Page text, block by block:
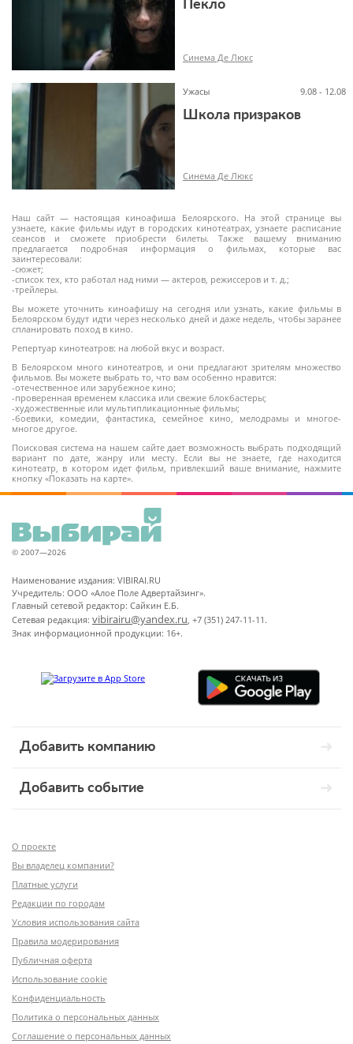
Наш сайт — настоящая киноафиша Белоярского. На этой странице вы
узнаете, какие фильмы идут в городских кинотеатрах, узнаете расписание
сеансов и сможете приобрести билеты. Также вашему вниманию
предлагается подробная информация о фильмах, которые вас
заинтересовали:
-сюжет;
-список тех, кто работал над ними — актеров, режиссеров и т. д.;
-трейлеры.
Вы можете уточнить киноафишу на сегодня или узнать, какие фильмы в
Белоярском будут идти через несколько дней и даже недель, чтобы заранее
спланировать поход в кино.
Репертуар кинотеатров: на любой вкус и возраст.
В Белоярском много кинотеатров, и они предлагают зрителям множество
фильмов. Вы можете выбрать то, что вам особенно нравится:
-отечественное или зарубежное кино;
-проверенная временем классика или свежие блокбастеры;
-художественные или мультипликационные фильмы;
-боевики, комедии, фантастика, семейное кино, мелодрамы и многое-
многое другое.
Поисковая система на нашем сайте дает возможность выбрать подходящий
вариант по дате, жанру или месту. Если вы не знаете, где находится
кинотеатр, в котором идет фильм, привлекший ваше внимание, нажмите
кнопку «Показать на карте».
Пекло
Синема Де Люкс
Ужасы 9.08 - 12.08
Школа призраков
Синема Де Люкс
© 2007—2026
Наименование издания: VIBIRAI.RU
Учредитель: ООО «Алое Поле Адвертайзинг».
Главный сетевой редактор: Сайкин Е.Б.
Сетевая редакция: vibirairu@yandex.ru , +7 (351) 247-11-11.
Знак информационной продукции: 16+.
Добавить компанию
Добавить событие
О проекте
Вы владелец компании?
Платные услуги
Редакции по городам
Условия использования сайта
Правила модерирования
Публичная оферта
Использование cookie
Конфиденциальность
Политика о персональных данных
Соглашение о персональных данных